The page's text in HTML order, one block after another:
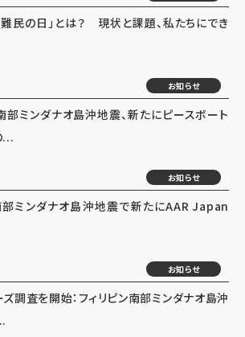
難民の日」とは？ 現状と課題、私たちにでき
お知らせ
部ミンダナオ島沖地震、新たにピースボート
...
お知らせ
部ミンダナオ島沖地震で新たにAAR Japan
お知らせ
調査を開始：フィリピン南部ミンダナオ島沖